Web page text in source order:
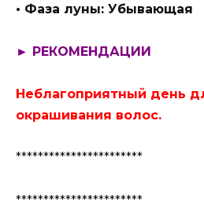
• Фаза луны: Убывающая
► РЕКОМЕНДАЦИИ
Неблагоприятный день
окрашивания волос.
***********************
***********************